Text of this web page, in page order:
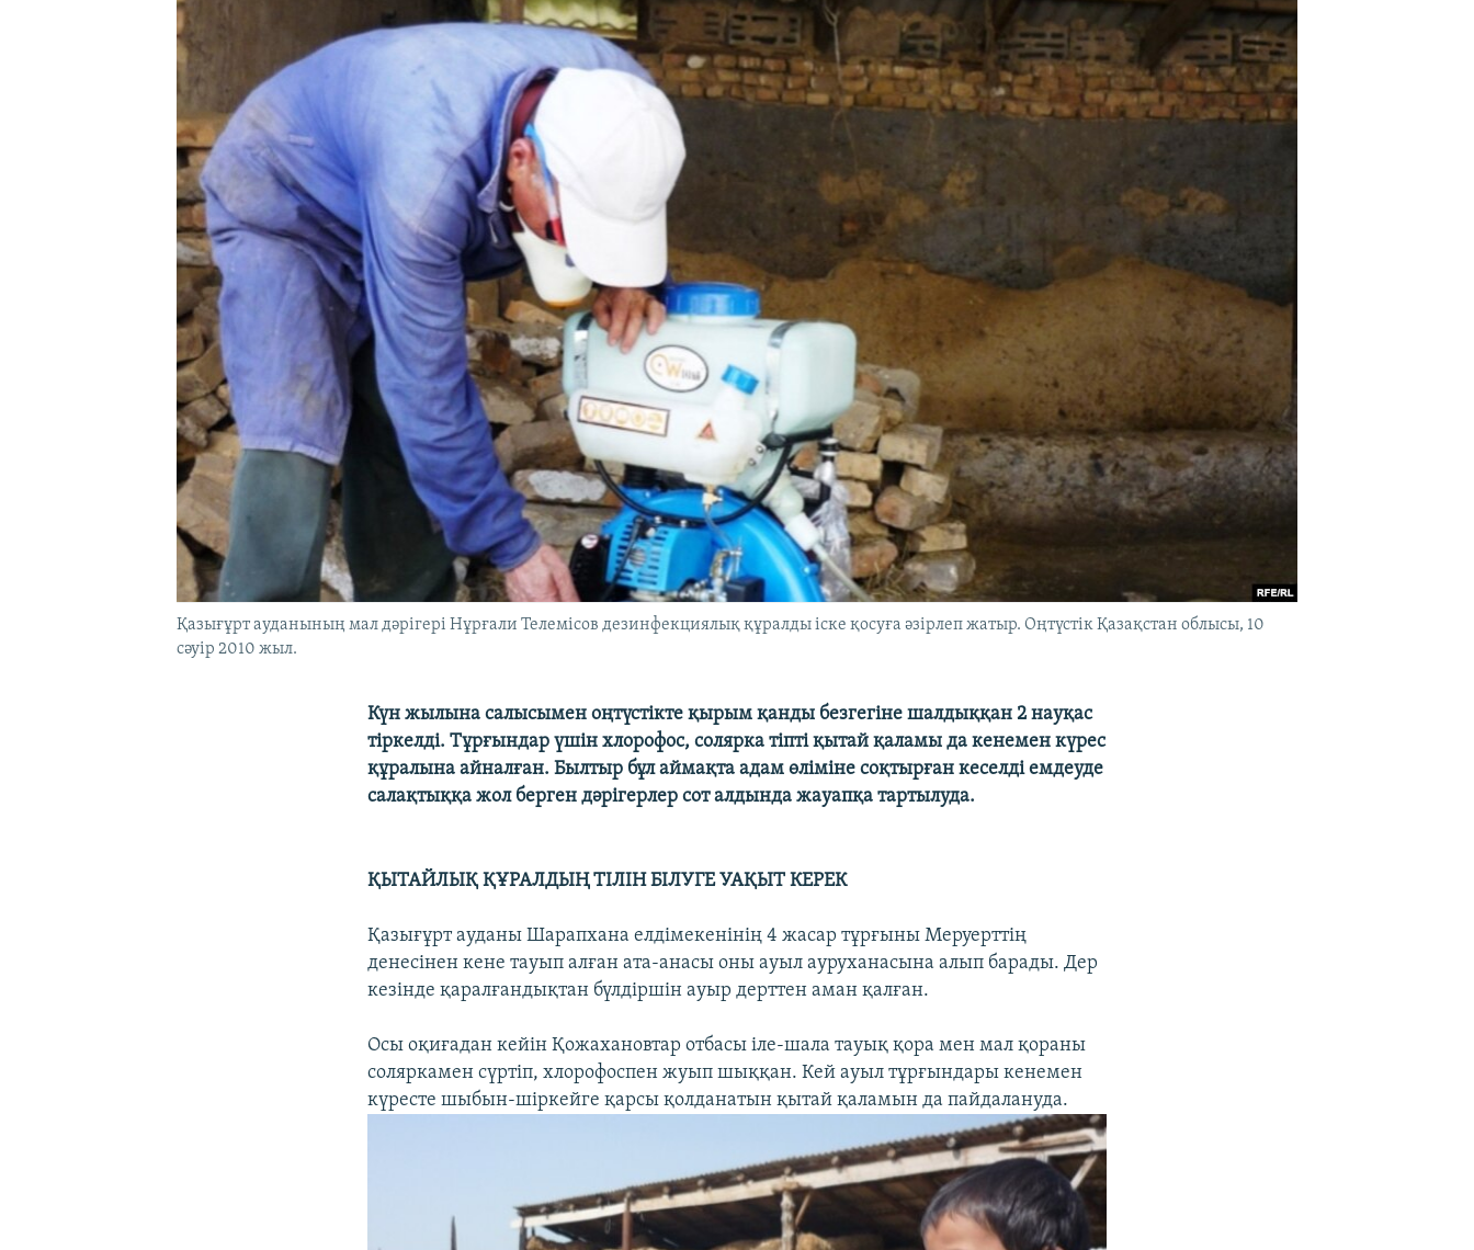
Қазығұрт ауданының мал дәрігері Нұрғали Телемісов дезинфекциялық құралды іске қосуға әзірлеп жатыр. Оңтүстік Қазақстан облысы, 10
сәуір 2010 жыл.
Күн жылына салысымен оңтүстікте қырым қанды безгегіне шалдыққан 2 науқас
тіркелді. Тұрғындар үшін хлорофос, солярка тіпті қытай қаламы да кенемен күрес
құралына айналған. Былтыр бұл аймақта адам өліміне соқтырған кеселді емдеуде
салақтыққа жол берген дәрігерлер сот алдында жауапқа тартылуда.
ҚЫТАЙЛЫҚ ҚҰРАЛДЫҢ ТІЛІН БІЛУГЕ УАҚЫТ КЕРЕК
Қазығұрт ауданы Шарапхана елдімекенінің 4 жасар тұрғыны Меруерттің
денесінен кене тауып алған ата-анасы оны ауыл ауруханасына алып барады. Дер
кезінде қаралғандықтан бүлдіршін ауыр дерттен аман қалған.
Осы оқиғадан кейін Қожахановтар отбасы іле-шала тауық қора мен мал қораны
соляркамен сүртіп, хлорофоспен жуып шыққан. Кей ауыл тұрғындары кенемен
күресте шыбын-шіркейге қарсы қолданатын қытай қаламын да пайдалануда.